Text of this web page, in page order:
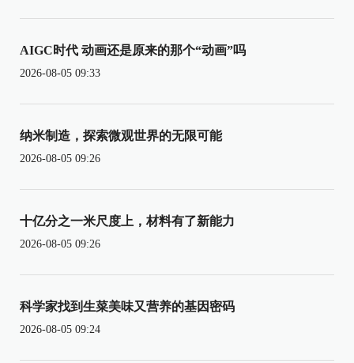
AIGC时代 动画还是原来的那个“动画”吗
2026-08-05 09:33
纳米制造，探索微观世界的无限可能
2026-08-05 09:26
十亿分之一米尺度上，材料有了新能力
2026-08-05 09:26
科学家找到生菜美味又营养的基因密码
2026-08-05 09:24